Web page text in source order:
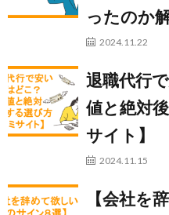
ったのか
2024.11.22
退職代行
値と絶対
サイト】
2024.11.15
【会社を